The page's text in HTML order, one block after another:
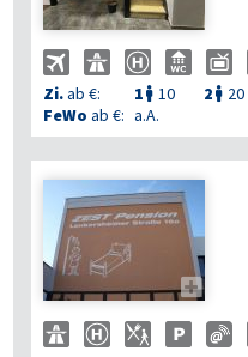
Zi.ab €: 1  10 2  20
FeWo ab €: a.A.
